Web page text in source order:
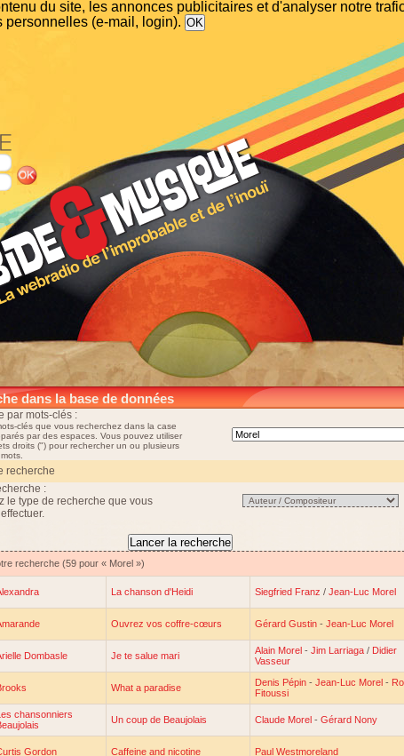
du site, les annonces publicitaires et d'analyser notre
(e-mail, login).
dans la base de données
par mots-clés :
clés que vous recherchez dans la case
par des espaces. Vous pouvez utiliser
droits (") pour rechercher un ou plusieurs
recherche
:
le type de recherche que vous
recherche (59 pour « Morel »)
La chanson d'Heidi Siegfried Franz / Jean-Luc Morel
Ouvrez vos coffre-cœurs Gérard Gustin - Jean-Luc Morel
Dombasle Je te salue mari Alain Morel - Jim Larriaga / Didier
Vasseur
What a paradise Denis Pépin - Jean-Luc Morel -
Fitoussi
chansonniers
Un coup de Beaujolais Claude Morel - Gérard Nony
Gordon Caffeine and nicotine Paul Westmoreland